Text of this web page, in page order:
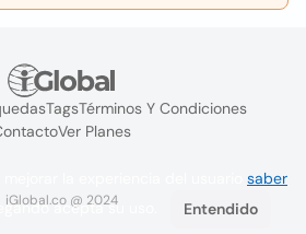
TagsTérminos Y Condiciones
Ver Planes
iGlobal.co @ 2024
saber
acepta su uso. Entendido